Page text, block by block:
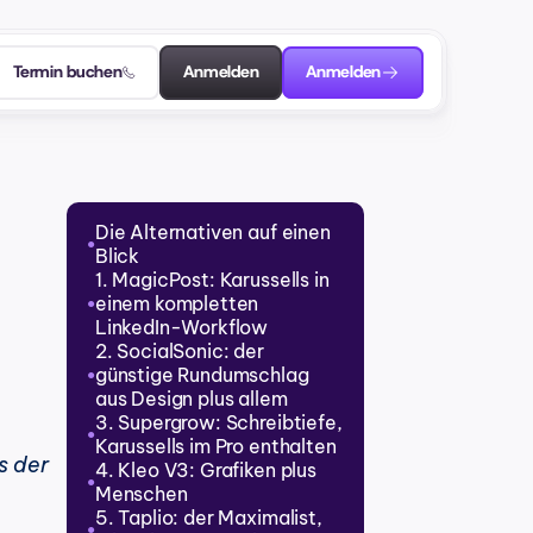
Termin buchen Anmelden Anmelden
der
●Die Alternativen auf einen
Blick
●
1. MagicPost: Karussells in
einem kompletten
LinkedIn-Workflow
●
2. SocialSonic: der
günstige Rundumschlag
aus Design plus allem
●3. Supergrow: Schreibtiefe,
Karussells im Pro enthalten
●4. Kleo V3: Grafiken plus
Menschen
●5. Taplio: der Maximalist,